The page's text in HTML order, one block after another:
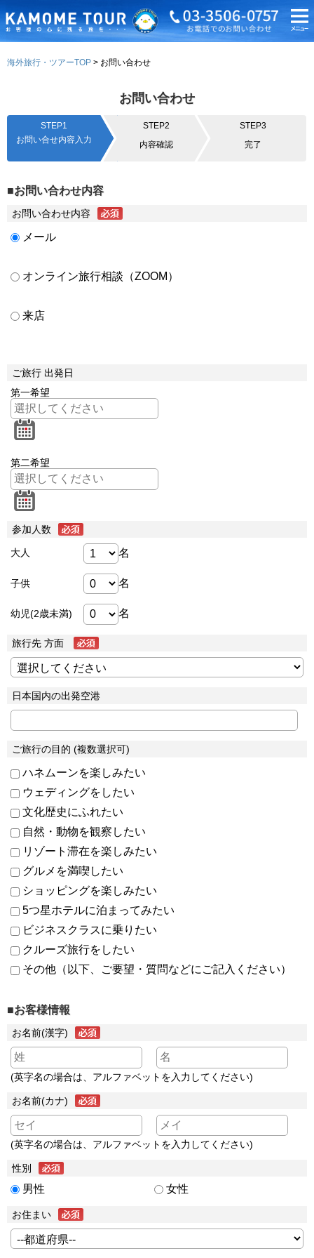
海外旅行・ツアーTOP お問い合わせ
お問い合わせ
STEP1
お問い合せ内容入力
STEP2
内容確認
STEP3
完了
■お問い合わせ内容
お問い合わせ内容
メール
オンライン旅行相談（ZOOM）
来店
ご旅行 出発日
第一希望
第二希望
参加人数
大人 名
子供 名
幼児(2歳未満) 名
旅行先 方面
日本国内の出発空港
ご旅行の目的 (複数選択可)
ハネムーンを楽しみたい
ウェディングをしたい
文化歴史にふれたい
自然・動物を観察したい
リゾート滞在を楽しみたい
グルメを満喫したい
ショッピングを楽しみたい
5つ星ホテルに泊まってみたい
ビジネスクラスに乗りたい
クルーズ旅行をしたい
その他（以下、ご要望・質問などにご記入ください）
■お客様情報
お名前(漢字)
(英字名の場合は、アルファベットを入力してください)
お名前(カナ)
(英字名の場合は、アルファベットを入力してください)
性別
男性 女性
お住まい